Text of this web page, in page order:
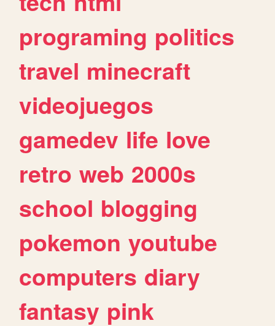
programing politics
travel minecraft
videojuegos
gamedev life love
retro web 2000s
school blogging
pokemon youtube
computers diary
fantasy pink